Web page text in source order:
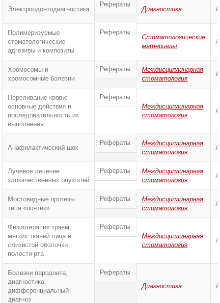
Электроодонтодиагностика
Рефераты
Диагностика
Полимеризуемые
стоматологические
адгезивы и композиты
Рефераты
Стоматологические
материалы
Хромосомы и
хромосомные болезни
Рефераты
Междисциплинарная
стоматология
Переливание крови:
основные действия и
последовательность их
выполнения
Рефераты
Междисциплинарная
стоматология
Анафилактический шок
Рефераты
Междисциплинарная
стоматология
Лучевое лечение
злокачественных опухолей
Рефераты
Междисциплинарная
стоматология
Мостовидные протезы
типа «понтик»
Рефераты
Междисциплинарная
стоматология
Физиотерапия травм
мягких тканей лица и
слизистой оболочки
полости рта
Рефераты
Междисциплинарная
стоматология
Болезни пародонта,
диагностика,
дифференциальный
диагноз
Рефераты
Диагностика